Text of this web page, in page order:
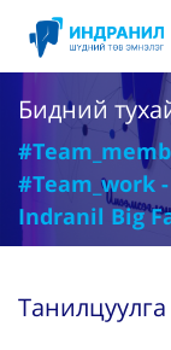
Бидний
#Team_work
Indranil Big
Танилцуулга